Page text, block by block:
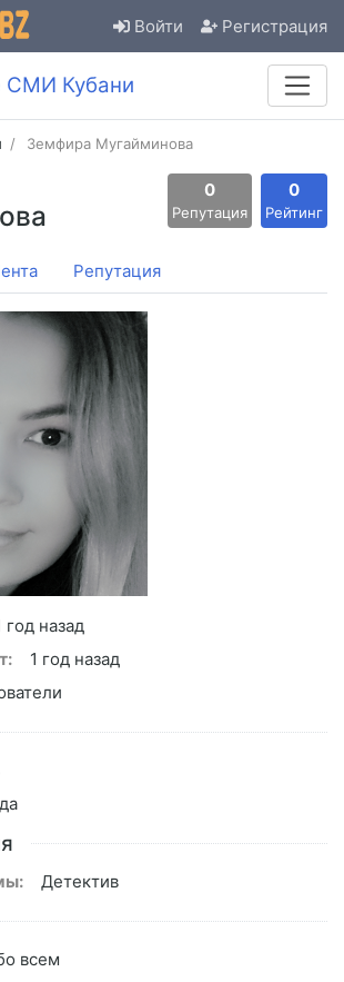
Войти Регистрация
СМИ Кубани
Земфира Мугайминова
0
Репутация
0
Рейтинг
Репутация
год назад
1 год назад
Детектив
всем